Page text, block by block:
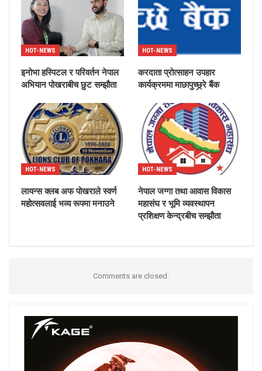
HOT-NEWS
इनोभा हस्पिटल र परिवर्तन नेपाल
अभियान पोखराबीच छुट सम्झौता
HOT-NEWS
करदाता प्रोत्साहन उपहार
कार्यक्रममा माछापुच्छ्र्रे बैंक
HOT-NEWS
लायन्स क्लब अफ पोखराले स्वर्ण
महोत्सवलाई भव्य रूपमा मनाउने
HOT-NEWS
नेपाल जग्गा तथा आवास विकास
महासंघ र भूमि व्यवस्थापन
प्रशिक्षण केन्द्रबीच सम्झौता
Comments are closed.